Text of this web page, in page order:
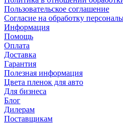
Пользовательское соглашение
Согласие на обработку
Информация
Помощь
Оплата
Доставка
Гарантия
Полезная информация
Цвета пленок для авто
Для бизнеса
Блог
Дилерам
Поставщикам